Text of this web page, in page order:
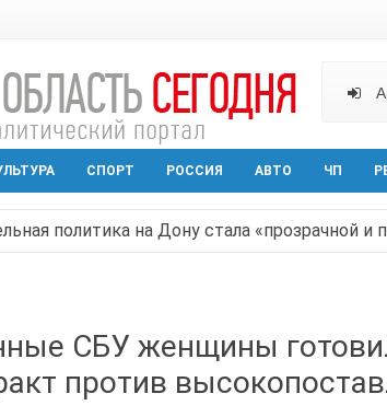
СПОРТ РОССИЯ АВТО ЧП
политика на Дону стала «прозрачной и
открылась выставка посткроссинга
в ночном поджоге — сгорела АЗС и
вражеской атаки в Геленжике, два
СБУ женщины
против